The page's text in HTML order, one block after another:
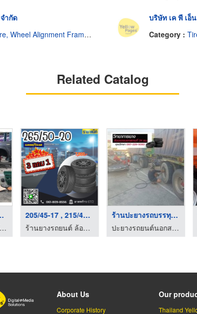
ำกัด
Wheel Alignment Frame, Balancing
บริษัท เค พี เอ็
Category :
Related Catalog
ร้านขายล้อแมกซ์ นครศ ...
ศูนย์รวมยางรถยนต์ นครศรีธรรมราช-กะโรมยางยนต์
บริการเปลี่ยนโช้คอัพ ...
ศูนย์รวมยางรถยนต์ นครศรีธรรมราช-กะโรมยางยนต์
About Us
Corporate History
Our
Thailand